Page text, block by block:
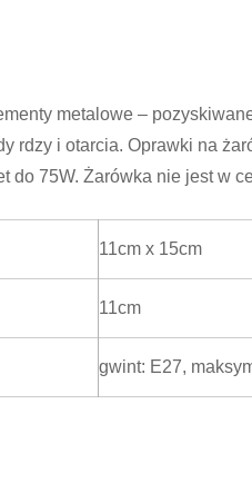
metalowe –
rdzy i otarcia. Oprawki na
do 75W. Żarówka nie jest w
11cm x 15cm
11cm
gwint: E27,